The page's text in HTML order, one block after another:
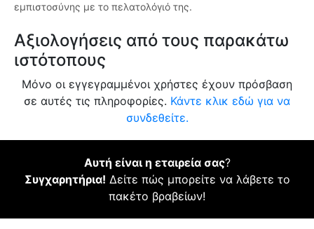
εμπιστοσύνης με το πελατολόγιό της.
Αξιολογήσεις από τους παρακάτω
ιστότοπους
Μόνο οι εγγεγραμμένοι χρήστες έχουν πρόσβαση
σε αυτές τις πληροφορίες. Κάντε κλικ εδώ για να
συνδεθείτε.
Αυτή είναι η εταιρεία σας?
Συγχαρητήρια! Δείτε πώς μπορείτε να λάβετε το
πακέτο βραβείων!